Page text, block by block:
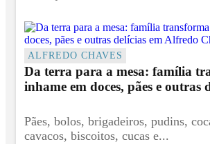
ALFREDO CHAVES
Da terra para a mesa: família
inhame em doces, pães e outras
Pães, bolos, brigadeiros, pudins,
cavacos, biscoitos, cucas e...